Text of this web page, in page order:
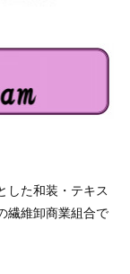
した和装・テキス
繊維卸商業組合で